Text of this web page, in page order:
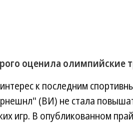
оценила олимпийские
к последним
(ВИ) не стала
игр. В опубликованном